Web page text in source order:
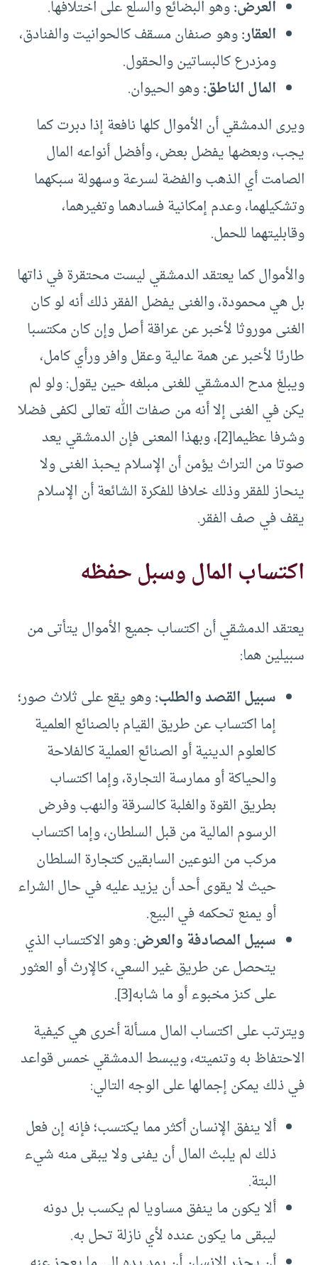
العرض:وهو البضائع والسلع على اختلافها.
العقار:وهو صنفان مسقف كالحوانيت والفنادق،
ومزدرع كالبساتين والحقول.
المال الناطق:وهو الحيوان.
ويرى الدمشقي أن الأموال كلها نافعة إذا دبرت كما
يجب، وبعضها يفضل بعض، وأفضل أنواعه المال
الصامت أي الذهب والفضة لسرعة وسهولة سبكهما
وتشكيلهما، وعدم إمكانية فسادهما وتغيرهما،
وقابليتهما للحمل.
والأموال كما يعتقد الدمشقي ليست محتقرة في ذاتها
بل هي محمودة، والغنى يفضل الفقر ذلك أنه لو كان
الغنى موروثا لأخبر عن عراقة أصل وإن كان مكتسبا
طارئا لأخبر عن همة عالية وعقل وافر ورأي كامل،
ويبلغ مدح الدمشقي للغنى مبلغه حين يقول: ولو لم
يكن في الغنى إلا أنه من صفات الله تعالى لكفى فضلا
وشرفا عظيما[2]، وبهذا المعنى فإن الدمشقي يعد
صوتا من التراث يؤمن أن الإسلام يحبذ الغنى ولا
ينحاز للفقر وذلك خلافا للفكرة الشائعة أن الإسلام
يقف في صف الفقر.
اكتساب المال وسبل حفظه
يعتقد الدمشقي أن اكتساب جميع الأموال يتأتى من
سبيلين هما:
سبيل القصد والطلب:وهو يقع على ثلاث صور؛
إما اكتساب عن طريق القيام بالصنائع العلمية
كالعلوم الدينية أو الصنائع العملية كالفلاحة
والحياكة أو ممارسة التجارة، وإما اكتساب
بطريق القوة والغلبة كالسرقة والنهب وفرض
الرسوم المالية من قبل السلطان، وإما اكتساب
مركب من النوعين السابقين كتجارة السلطان
حيث لا يقوى أحد أن يزيد عليه في حال الشراء
أو يمنع تحكمه في البيع.
سبيل المصادفة والعرض: وهو الاكتساب الذي
يتحصل عن طريق غير السعي، كالإرث أو العثور
على كنز مخبوء أو ما شابه[3].
ويترتب على اكتساب المال مسألة أخرى هي كيفية
الاحتفاظ به وتنميته، ويبسط الدمشقي خمس قواعد
في ذلك يمكن إجمالها على الوجه التالي:
ألا ينفق الإنسان أكثر مما يكتسب؛ فإنه إن فعل
ذلك لم يلبث المال أن يفنى ولا يبقى منه شيء
البتة.
ألا يكون ما ينفق مساويا لم يكسب بل دونه
ليبقى ما يكون عنده لأي نازلة تحل به.